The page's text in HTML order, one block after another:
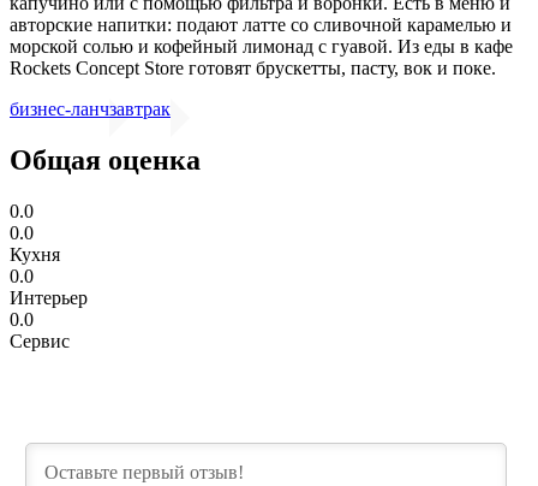
авторские напитки: подают латте со сливочной карамелью и
морской солью и кофейный лимонад с гуавой. Из еды в кафе
Rockets Concept Store готовят брускетты, пасту, вок и поке.
бизнес-ланчзавтрак
Общая оценка
0.0
0.0
Кухня
0.0
Интерьер
0.0
Сервис